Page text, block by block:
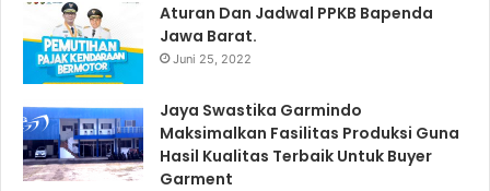
Aturan Dan Jadwal PPKB Bapenda
Jawa Barat.
Juni 25, 2022
Jaya Swastika Garmindo
Maksimalkan Fasilitas Produksi Guna
Hasil Kualitas Terbaik Untuk Buyer
Garment